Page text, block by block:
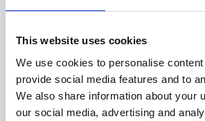
This website uses cookies
We use cookies to personalise
provide social media features and to
We also share information about your
our social media, advertising and
Sincronizzazione
dataper sfruttare le
dell’Oracle E-Business Suite
nell’automazione end-to-
fornitori (AP) e gestione